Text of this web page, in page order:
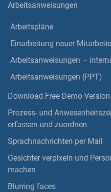
Arbeitsanweisungen
Arbeitspläne
Einarbeitung neuer
Arbeitsanweisungen –
Arbeitsanweisungen (PPT)
Download Free Demo Version
Prozess- und
erfassen und zuordnen
Sprachnachrichten per Mail
Gesichter verpixeln und
machen
Blurring faces